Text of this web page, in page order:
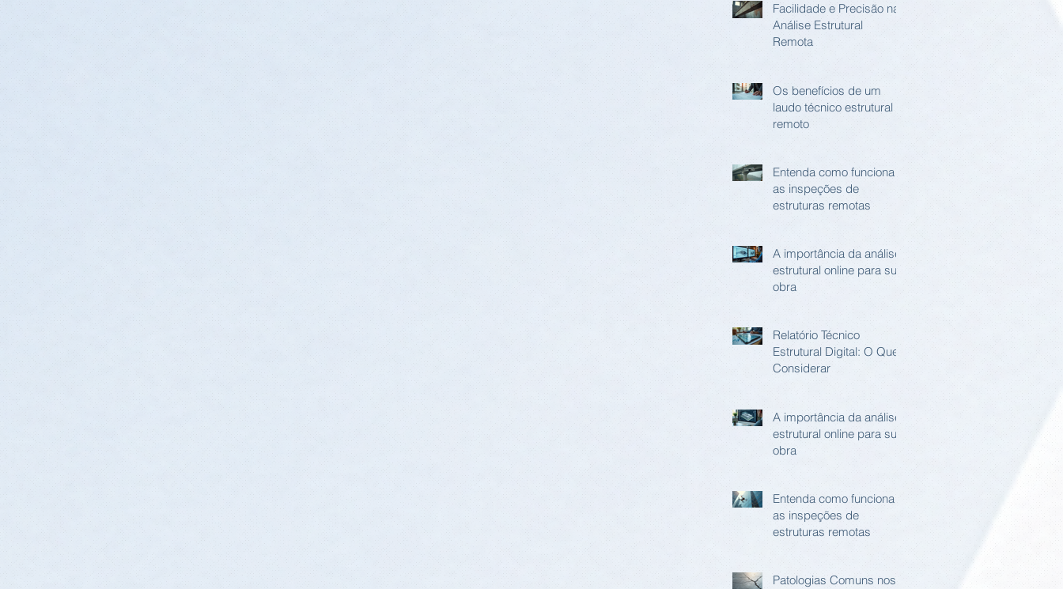
Facilidade e Precisão na
Análise Estrutural
Remota
Os benefícios de um
laudo técnico estrutural
remoto
Entenda como funciona
as inspeções de
estruturas remotas
A importância da análise
estrutural online para sua
obra
Relatório Técnico
Estrutural Digital: O Que
Considerar
A importância da análise
estrutural online para sua
obra
Entenda como funciona
as inspeções de
estruturas remotas
Patologias Comuns nos